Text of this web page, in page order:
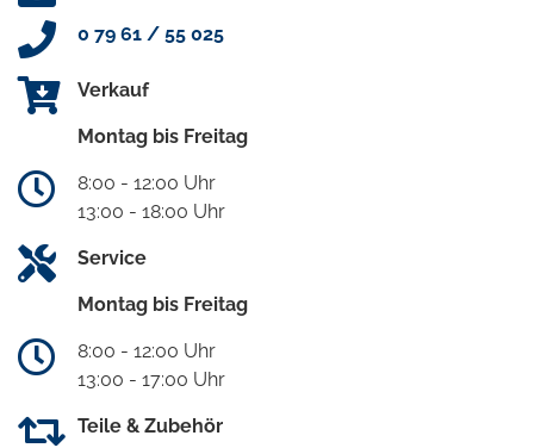
0 79 61 / 55 025
Verkauf
Montag bis Freitag
8:00 - 12:00 Uhr
13:00 - 18:00 Uhr
Service
Montag bis Freitag
8:00 - 12:00 Uhr
13:00 - 17:00 Uhr
Teile & Zubehör